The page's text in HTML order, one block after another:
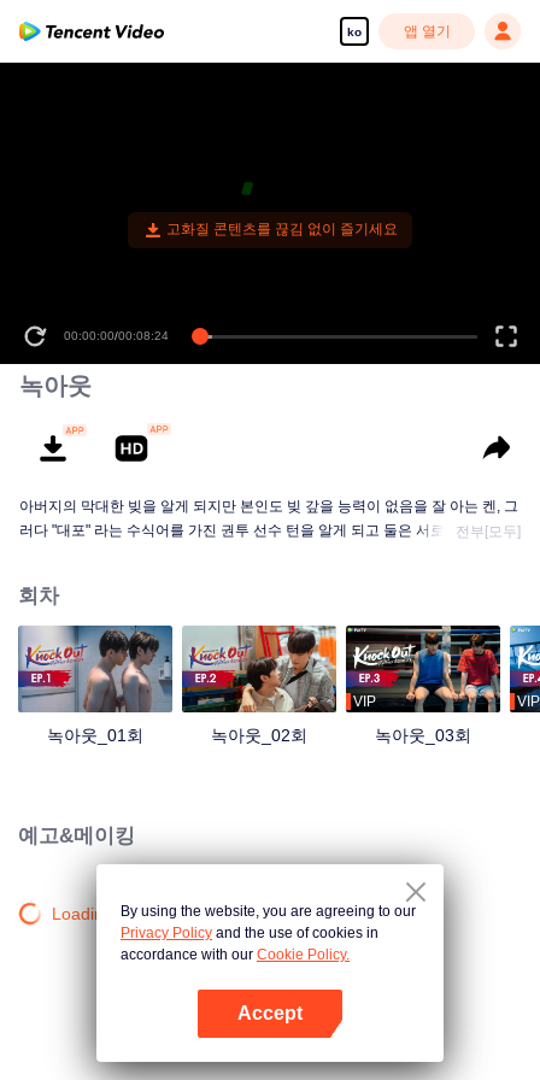
ko 앱 열기
고화질 콘텐츠를 끊김 없이 즐기세요
00:00:00/00:08:24
녹아웃
아버지의 막대한 빚을 알게 되지만 본인도 빚 갚을 능력이 없음을 잘 아는 켄, 그
러다 "대포" 라는 수식어를 가진 권투 선수 턴을 알게 되고 둘은 서로 가까워져
다...
전부[모두]
회차
녹아웃_01회 녹아웃_02회
VIP
녹아웃_03회
VIP
예고&메이킹
Loading…By using the website, you are agreeing to our
Privacy Policy and the use of cookies in
accordance with our Cookie Policy.
Accept